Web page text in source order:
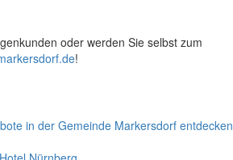
oder werden Sie selbst zum
!